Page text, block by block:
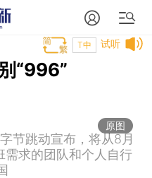
试听
T中
“996”
原图
节跳动宣布，将从8月
需求的团队和个人自行